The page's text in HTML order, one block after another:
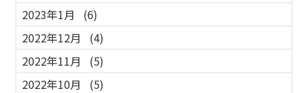
2023年1月
(6)
2022年12月
(4)
2022年11月
(5)
2022年10月
(5)